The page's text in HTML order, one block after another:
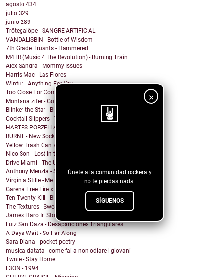
×
Únete a la comunidad rockera y
no te pierdas nada.
SÍGUENOS
agosto 434
julio 329
junio 289
Trötegalôpe - SANGRE ARTIFICIAL
VANDALISBIN - Bottle of Wisdom
7th Grade Truants - Hammered
M4TR (Music 4 The Revolution) - Burning Train
Alex Sandra - Mommy Issues
Harris Mac - Las Flores
Wintur - Anything For You
Too Close For Comfort - ROSE GOLD LIGHTS
Montana zifer - Got A Mama
Blinker the Star - Black Spring
Cocktail Slippers - Talking About Love
HARTES PORZELLAN - RICH
BURNT - New Socks
Yellow Trash Can x Keith Canva$ - Can't hear
Nico Son - Lost in the Shade
Drive Miami - The Unknown
Anthony Menzia - Sorceress Olga
Virginia Stille - Me Engañaste
Garena Free Fire x YMIR - Feeling the Fire
Ten Twenty Kill - Black Eleven
The Textures - Sweatshort Summer
James Haro In Storage - City Terrace
Luiz San Daza - Desapariciones Triangulares
A Days Wait - So Far Along
Sara Diana - pocket poetry
musica datata - come fai a non odiare i giovani
Twnie - Stay Home
L3ON - 1994